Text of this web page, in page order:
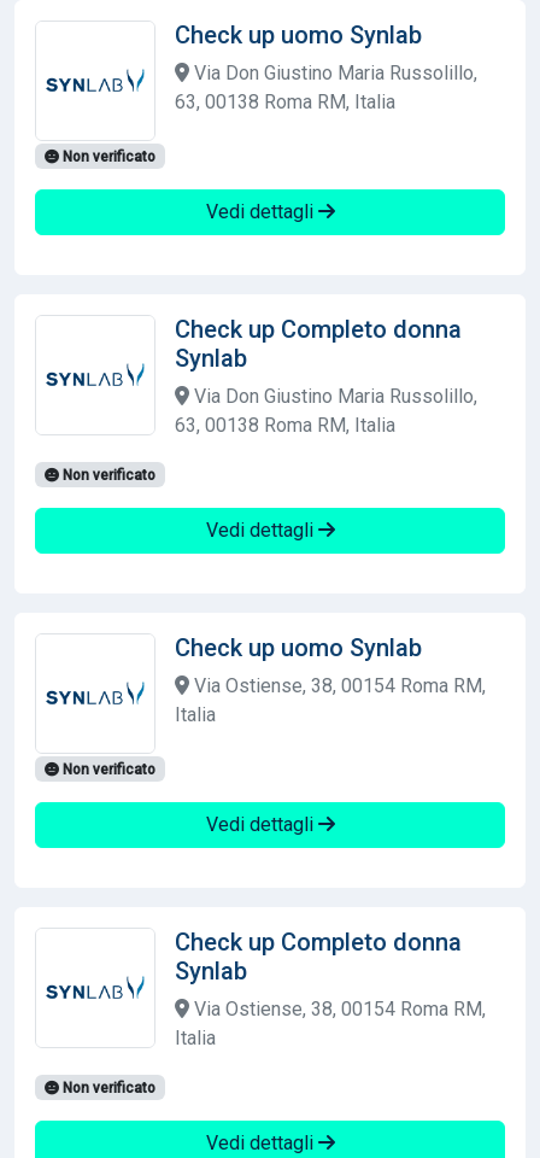
Check up uomo Synlab
Via Don Giustino Maria Russolillo,
63, 00138 Roma RM, Italia
Non verificato
Vedi dettagli
Check up Completo donna
Synlab
Via Don Giustino Maria Russolillo,
63, 00138 Roma RM, Italia
Non verificato
Vedi dettagli
Check up uomo Synlab
Via Ostiense, 38, 00154 Roma RM,
Italia
Non verificato
Vedi dettagli
Check up Completo donna
Synlab
Via Ostiense, 38, 00154 Roma RM,
Italia
Non verificato
Vedi dettagli